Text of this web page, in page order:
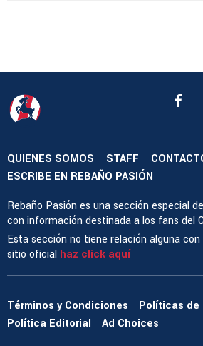
QUIENES SOMOS | STAFF |
ESCRIBE EN REBAÑO PASIÓN
Rebaño Pasión es una sección especial
con información destinada a los fans del
Esta sección no tiene relación alguna
sitio oficial haz click aquí
Términos y Condiciones
Políticas de
Política Editorial
Ad Choices